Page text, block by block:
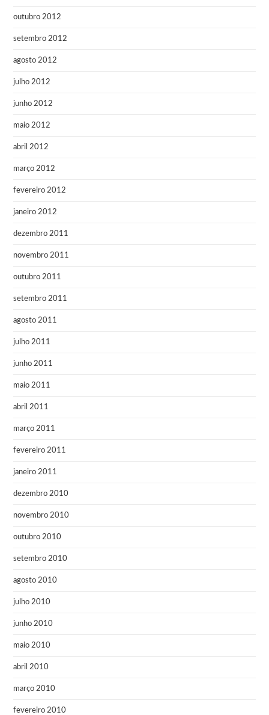
outubro 2012
setembro 2012
agosto 2012
julho 2012
junho 2012
maio 2012
abril 2012
março 2012
fevereiro 2012
janeiro 2012
dezembro 2011
novembro 2011
outubro 2011
setembro 2011
agosto 2011
julho 2011
junho 2011
maio 2011
abril 2011
março 2011
fevereiro 2011
janeiro 2011
dezembro 2010
novembro 2010
outubro 2010
setembro 2010
agosto 2010
julho 2010
junho 2010
maio 2010
abril 2010
março 2010
fevereiro 2010